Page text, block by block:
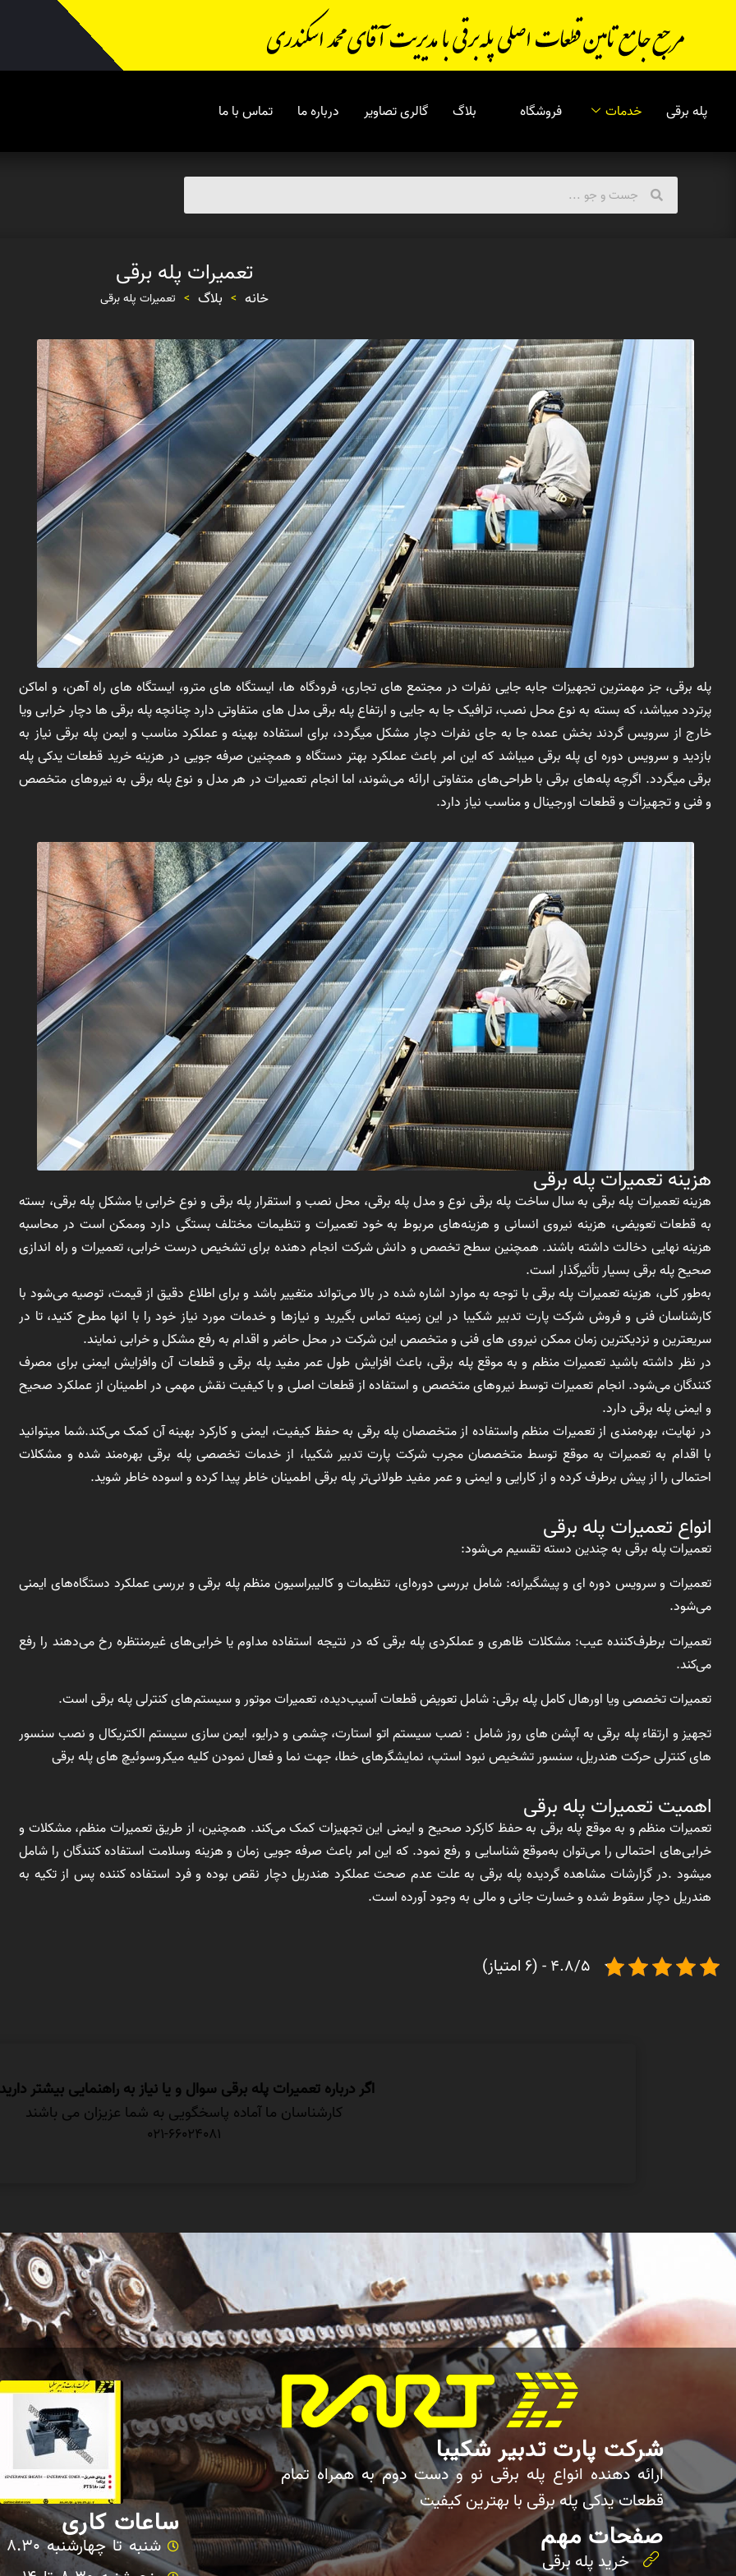
پله برقی خدمات فروشگاه بلاگ گالری تصاویر درباره ما تماس با ما
تعمیرات پله برقی
خانه > بلاگ > تعمیرات پله برقی
پله برقی، جز مهمترین تجهیزات جابه جایی نفرات در مجتمع های تجاری، فرودگاه ها، ایستگاه های مترو، ایستگاه های راه آهن، و اماکن
پرتردد میباشد، که بسته به نوع محل نصب، ترافیک جا به جایی و ارتفاع پله برقی مدل های متفاوتی دارد چنانچه پله برقی ها دچار خرابی ویا
خارج از سرویس گردند بخش عمده جا به جای نفرات دچار مشکل میگردد، برای استفاده بهینه و عملکرد مناسب و ایمن پله برقی نیاز به
بازدید و سرویس دوره ای پله برقی میباشد که این امر باعث عملکرد بهتر دستگاه و همچنین صرفه جویی در هزینه خرید قطعات یدکی پله
برقی میگردد. اگرچه پله‌های برقی با طراحی‌های متفاوتی ارائه می‌شوند، اما انجام تعمیرات در هر مدل و نوع پله برقی به نیروهای متخصص
و فنی و تجهیزات و قطعات اورجینال و مناسب نیاز دارد.
هزینه تعمیرات پله برقی
هزینه تعمیرات پله برقی به سال ساخت پله برقی نوع و مدل پله برقی، محل نصب و استقرار پله برقی و نوع خرابی یا مشکل پله برقی، بسته
به قطعات تعویضی، هزینه نیروی انسانی و هزینه‌های مربوط به خود تعمیرات و تنظیمات مختلف بستگی دارد وممکن است در محاسبه
هزینه نهایی دخالت داشته باشند. همچنین سطح تخصص و دانش شرکت انجام دهنده برای تشخیص درست خرابی، تعمیرات و راه اندازی
صحیح پله برقی بسیار تأثیرگذار است.
به‌طور کلی، هزینه تعمیرات پله برقی با توجه به موارد اشاره شده در بالا می‌تواند متغییر باشد و برای اطلاع دقیق از قیمت، توصیه می‌شود با
کارشناسان فنی و فروش شرکت پارت تدبیر شکیبا در این زمینه تماس بگیرید و نیازها و خدمات مورد نیاز خود را با انها مطرح کنید، تا در
سریعترین و نزدیکترین زمان ممکن نیروی های فنی و متخصص این شرکت در محل حاضر و اقدام به رفع مشکل و خرابی نمایند.
در نظر داشته باشید تعمیرات منظم و به موقع پله برقی، باعث افزایش طول عمر مفید پله برقی و قطعات آن وافزایش ایمنی برای مصرف
کنندگان می‌شود. انجام تعمیرات توسط نیروهای متخصص و استفاده از قطعات اصلی و با کیفیت نقش مهمی در اطمینان از عملکرد صحیح
و ایمنی پله برقی دارد.
در نهایت، بهره‌مندی از تعمیرات منظم واستفاده از متخصصان پله برقی به حفظ کیفیت، ایمنی و کارکرد بهینه آن کمک می‌کند.شما میتوانید
با اقدام به تعمیرات به ‌موقع توسط متخصصان مجرب شرکت پارت تدبیر شکیبا، از خدمات تخصصی پله برقی بهره‌مند شده و مشکلات
احتمالی را از پیش برطرف کرده و از کارایی و ایمنی و عمر مفید طولانی‌تر پله برقی اطمینان خاطر پیدا کرده و اسوده خاطر شوید.
انواع تعمیرات پله برقی
تعمیرات پله برقی به چندین دسته تقسیم می‌شود:
تعمیرات و سرویس دوره ای و پیشگیرانه: شامل بررسی دوره‌ای، تنظیمات و کالیبراسیون منظم پله برقی و بررسی عملکرد دستگاه‌های ایمنی
می‌شود.
تعمیرات برطرف‌کننده عیب: مشکلات ظاهری و عملکردی پله برقی که در نتیجه استفاده مداوم یا خرابی‌های غیرمنتظره رخ می‌دهند را رفع
می‌کند.
تعمیرات تخصصی ویا اورهال کامل پله برقی: شامل تعویض قطعات آسیب‌دیده، تعمیرات موتور و سیستم‌های کنترلی پله برقی است.
تجهیز و ارتقاء پله برقی به آپشن های روز شامل : نصب سیستم اتو استارت، چشمی و درایو، ایمن سازی سیستم الکتریکال و نصب سنسور
های کنترلی حرکت هندریل، سنسور تشخیص نبود استپ، نمایشگرهای خطا، جهت نما و فعال نمودن کلیه میکروسوئیچ های پله برقی
اهمیت تعمیرات پله برقی
تعمیرات منظم و به موقع پله برقی به حفظ کارکرد صحیح و ایمنی این تجهیزات کمک می‌کند. همچنین، از طریق تعمیرات منظم، مشکلات و
خرابی‌های احتمالی را می‌توان به‌موقع شناسایی و رفع نمود. که این امر باعث صرفه جویی زمان و هزینه وسلامت استفاده کنندگان را شامل
میشود .در گزارشات مشاهده گردیده پله برقی به علت عدم صحت عملکرد هندریل دچار نقص بوده و فرد استفاده کننده پس از تکیه به
هندریل دچار سقوط شده و خسارت جانی و مالی به وجود آورده است.
4.8/5 - (6 امتیاز)
اگر درباره تعمیرات پله برقی سوال و یا نیاز به راهنمایی بیشتر
کارشناسان ما آماده پاسخگویی به شما عزیزان می باشند
021-66024081
شرکت پارت تدبیر شکیبا
ارائه دهنده انواع پله برقی نو و دست دوم به همراه تمام
قطعات یدکی پله برقی با بهترین کیفیت
صفحات مهم
خرید پله برقی
ساعات کاری
شنبه تا چهارشنبه 8.30 تا 17